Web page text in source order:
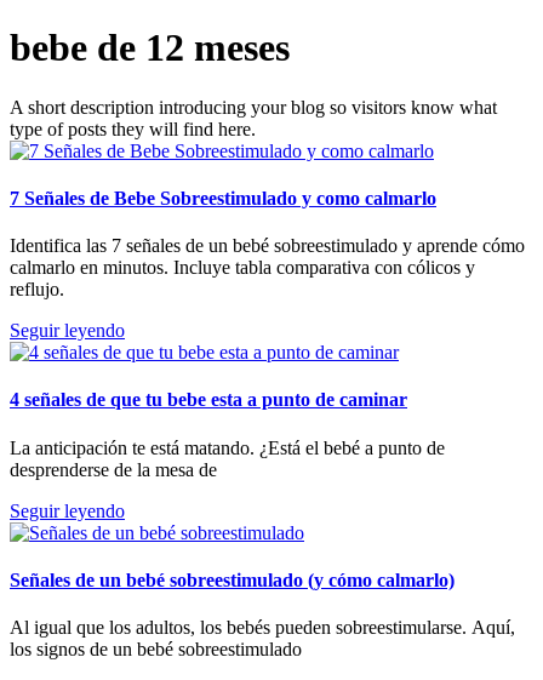
bebe de 12 meses
A short description introducing your blog so visitors know what
type of posts they will find here.
7 Señales de Bebe Sobreestimulado y como calmarlo
Identifica las 7 señales de un bebé sobreestimulado y aprende cómo
calmarlo en minutos. Incluye tabla comparativa con cólicos y
reflujo.
Seguir leyendo
4 señales de que tu bebe esta a punto de caminar
La anticipación te está matando. ¿Está el bebé a punto de
desprenderse de la mesa de
Seguir leyendo
Señales de un bebé sobreestimulado (y cómo calmarlo)
Al igual que los adultos, los bebés pueden sobreestimularse. Aquí,
los signos de un bebé sobreestimulado